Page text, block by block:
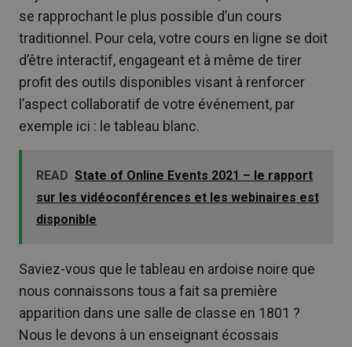
se rapprochant le plus possible d’un cours
traditionnel. Pour cela, votre cours en ligne se doit
d’être interactif, engageant et à même de tirer
profit des outils disponibles visant à renforcer
l’aspect collaboratif de votre événement, par
exemple ici : le tableau blanc.
READ State of Online Events 2021 – le rapport
sur les vidéoconférences et les webinaires est
disponible
Saviez-vous que le tableau en ardoise noire que
nous connaissons tous a fait sa première
apparition dans une salle de classe en 1801 ?
Nous le devons à un enseignant écossais